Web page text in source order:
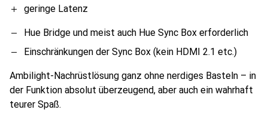
geringe Latenz
Hue Bridge und meist auch Hue Sync Box erforderlich
Einschränkungen der Sync Box (kein HDMI 2.1 etc.)
Ambilight-Nachrüstlösung ganz ohne nerdiges Basteln – in
der Funktion absolut überzeugend, aber auch ein wahrhaft
teurer Spaß.